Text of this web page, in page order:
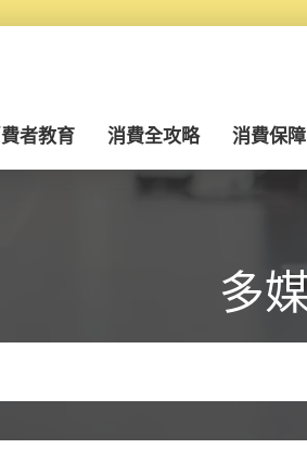
者教育 消費全攻略 消費保障
多